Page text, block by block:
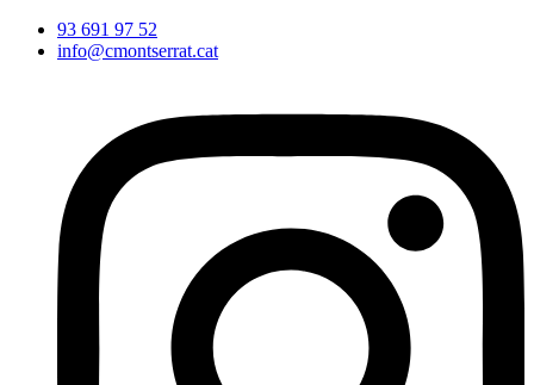
93 691 97 52
info@cmontserrat.cat